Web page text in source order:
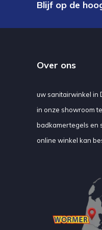
Blijf op de
Over ons
uw sanitairwinkel in
in onze showroom
badkamertegels en
online winkel kan